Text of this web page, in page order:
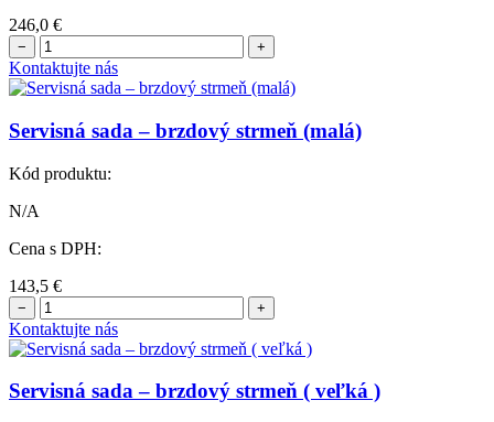
246,0 €
− +
Kontaktujte nás
Servisná sada – brzdový strmeň (malá)
Kód produktu:
N/A
Cena s DPH:
143,5 €
− +
Kontaktujte nás
Servisná sada – brzdový strmeň ( veľká )